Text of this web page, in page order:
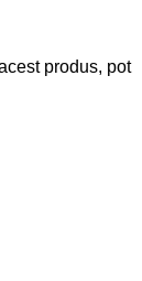
produs, pot